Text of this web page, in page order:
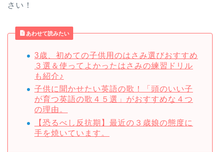
さい！
あわせて読みたい
3歳、初めての子供用のはさみ選びおすすめ
３選＆使ってよかったはさみの練習ドリル
も紹介♪
子供に聞かせたい英語の歌！「頭のいい子
が育つ英語の歌４５選」がおすすめな４つ
の理由。
【恐るべし反抗期】最近の３歳娘の態度に
手を焼いています。